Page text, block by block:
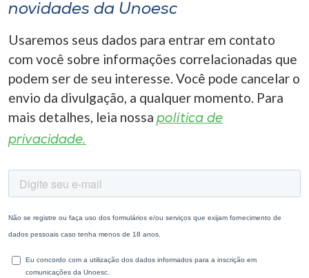
novidades da Unoesc
Usaremos seus dados para entrar em contato
com você sobre informações correlacionadas que
podem ser de seu interesse. Você pode cancelar o
envio da divulgação, a qualquer momento. Para
mais detalhes, leia nossa política de
privacidade.